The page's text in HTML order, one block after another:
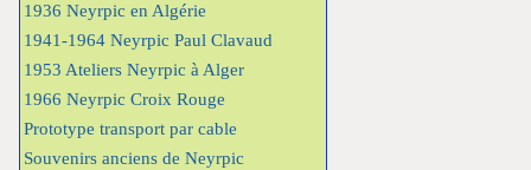
1936 Neyrpic en Algérie
1941-1964 Neyrpic Paul Clavaud
1953 Ateliers Neyrpic à Alger
1966 Neyrpic Croix Rouge
Prototype transport par cable
Souvenirs anciens de Neyrpic